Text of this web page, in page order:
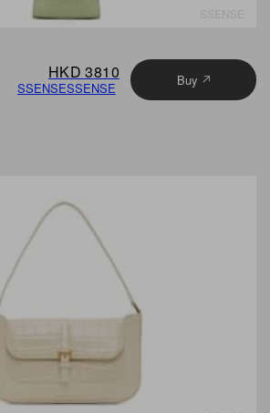
HKD 3810
SSENSESSENSE Buy